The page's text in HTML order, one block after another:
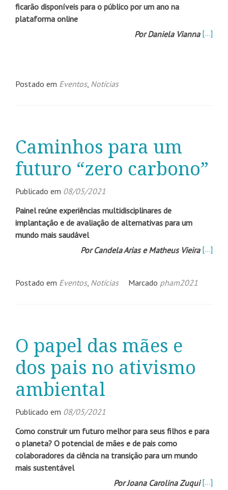
ficarão disponíveis para o público por um ano na
plataforma online
Por Daniela Vianna […]
Postado em Eventos, Notícias
Caminhos para um
futuro “zero carbono”
Publicado em 08/05/2021
Painel reúne experiências multidisciplinares de
implantação e de avaliação de alternativas para um
mundo mais saudável
Por Candela Arias e Matheus Vieira […]
Postado em Eventos, Notícias Marcado pham2021
O papel das mães e
dos pais no ativismo
ambiental
Publicado em 08/05/2021
Como construir um futuro melhor para seus filhos e para
o planeta? O potencial de mães e de pais como
colaboradores da ciência na transição para um mundo
mais sustentável
Por Joana Carolina Zuqui […]